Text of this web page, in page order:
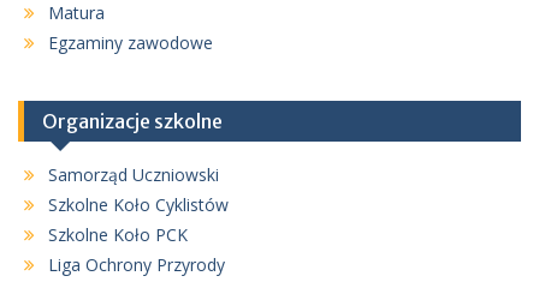
Matura
Egzaminy zawodowe
Organizacje szkolne
Samorząd Uczniowski
Szkolne Koło Cyklistów
Szkolne Koło PCK
Liga Ochrony Przyrody